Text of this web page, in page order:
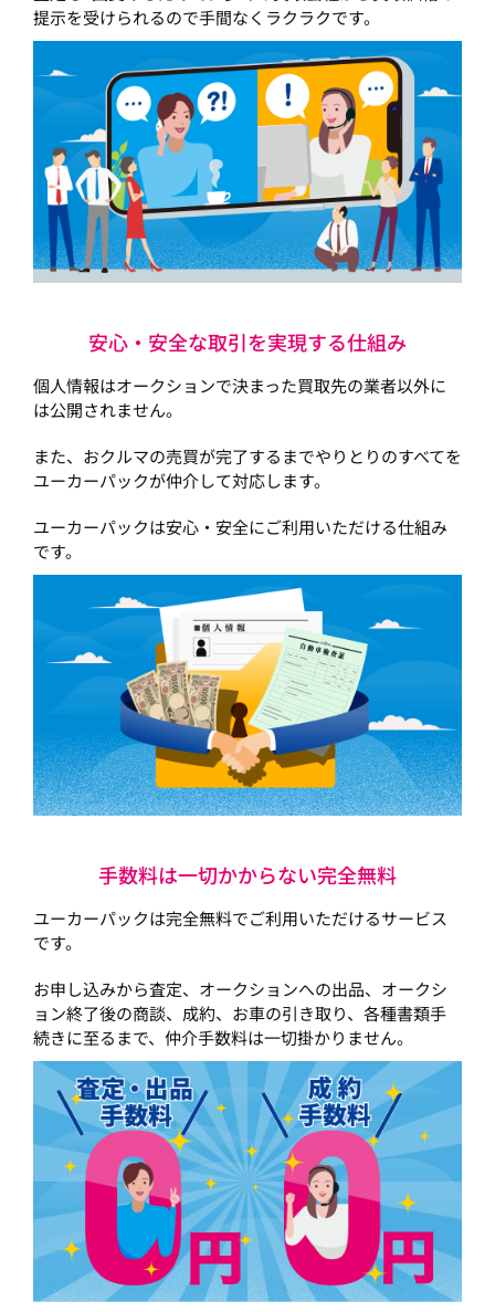
提示を受けられるので手間なくラクラクです。
安心・安全な取引を実現する仕組み
個人情報はオークションで決まった買取先の業者以外に
は公開されません。
また、おクルマの売買が完了するまでやりとりのすべてを
ユーカーパックが仲介して対応します。
ユーカーパックは安心・安全にご利用いただける仕組み
です。
手数料は一切かからない完全無料
ユーカーパックは完全無料でご利用いただけるサービス
です。
お申し込みから査定、オークションへの出品、オークシ
ョン終了後の商談、成約、お車の引き取り、各種書類手
続きに至るまで、仲介手数料は一切掛かりません。